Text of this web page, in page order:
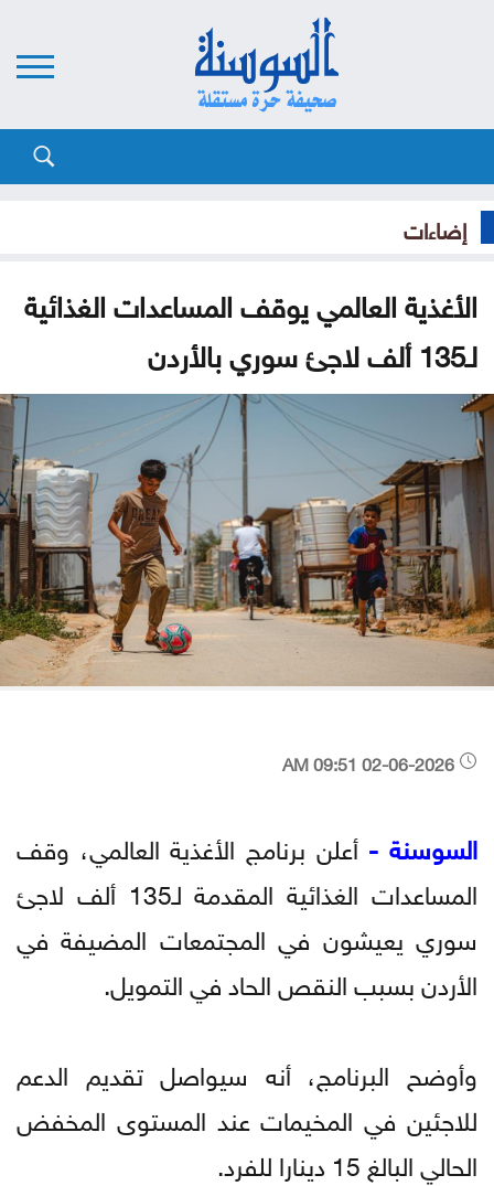
إضاءات
الأغذية العالمي يوقف المساعدات الغذائية
لـ135 ألف لاجئ سوري بالأردن
السوسنة - أعلن برنامج الأغذية العالمي، وقف
المساعدات الغذائية المقدمة لـ135 ألف لاجئ
سوري يعيشون في المجتمعات المضيفة في
الأردن بسبب النقص الحاد في التمويل.
وأوضح البرنامج، أنه سيواصل تقديم الدعم
للاجئين في المخيمات عند المستوى المخفض
الحالي البالغ 15 دينارا للفرد.